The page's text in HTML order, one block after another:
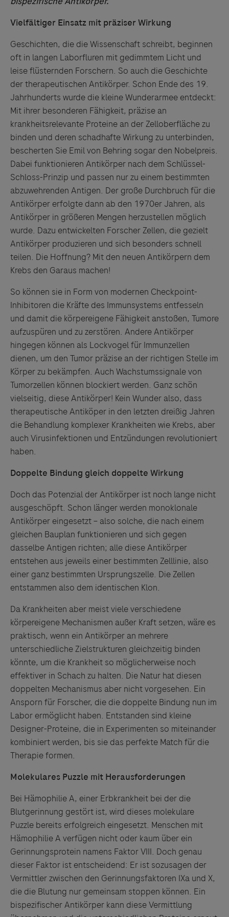
Vielfältiger Einsatz mit präziser Wirkung
Geschichten, die die Wissenschaft schreibt, beginnen
oft in langen Laborfluren mit gedimmtem Licht und
leise flüsternden Forschern. So auch die Geschichte
der therapeutischen Antikörper. Schon Ende des 19.
Jahrhunderts wurde die kleine Wunderarmee entdeckt:
Mit ihrer besonderen Fähigkeit, präzise an
krankheitsrelevante Proteine an der Zelloberfläche zu
binden und deren schadhafte Wirkung zu unterbinden,
bescherten Sie Emil von Behring sogar den Nobelpreis.
Dabei funktionieren Antikörper nach dem Schlüssel-
Schloss-Prinzip und passen nur zu einem bestimmten
abzuwehrenden Antigen. Der große Durchbruch für die
Antikörper erfolgte dann ab den 1970er Jahren, als
Antikörper in größeren Mengen herzustellen möglich
wurde. Dazu entwickelten Forscher Zellen, die gezielt
Antikörper produzieren und sich besonders schnell
teilen. Die Hoffnung? Mit den neuen Antikörpern dem
Krebs den Garaus machen!
So können sie in Form von modernen Checkpoint-
Inhibitoren die Kräfte des Immunsystems entfesseln
und damit die körpereigene Fähigkeit anstoßen, Tumore
aufzuspüren und zu zerstören. Andere Antikörper
hingegen können als Lockvogel für Immunzellen
dienen, um den Tumor präzise an der richtigen Stelle im
Körper zu bekämpfen. Auch Wachstumssignale von
Tumorzellen können blockiert werden. Ganz schön
vielseitig, diese Antikörper! Kein Wunder also, dass
therapeutische Antiköper in den letzten dreißig Jahren
die Behandlung komplexer Krankheiten wie Krebs, aber
auch Virusinfektionen und Entzündungen revolutioniert
haben.
Doppelte Bindung gleich doppelte Wirkung
Doch das Potenzial der Antikörper ist noch lange nicht
ausgeschöpft. Schon länger werden monoklonale
Antikörper eingesetzt – also solche, die nach einem
gleichen Bauplan funktionieren und sich gegen
dasselbe Antigen richten; alle diese Antikörper
entstehen aus jeweils einer bestimmten Zelllinie, also
einer ganz bestimmten Ursprungszelle. Die Zellen
entstammen also dem identischen Klon.
Da Krankheiten aber meist viele verschiedene
körpereigene Mechanismen außer Kraft setzen, wäre es
praktisch, wenn ein Antikörper an mehrere
unterschiedliche Zielstrukturen gleichzeitig binden
könnte, um die Krankheit so möglicherweise noch
effektiver in Schach zu halten. Die Natur hat diesen
doppelten Mechanismus aber nicht vorgesehen. Ein
Ansporn für Forscher, die die doppelte Bindung nun im
Labor ermöglicht haben. Entstanden sind kleine
Designer-Proteine, die in Experimenten so miteinander
kombiniert werden, bis sie das perfekte Match für die
Therapie formen.
Molekulares Puzzle mit Herausforderungen
Bei Hämophilie A, einer Erbkrankheit bei der die
Blutgerinnung gestört ist, wird dieses molekulare
Puzzle bereits erfolgreich eingesetzt. Menschen mit
Hämophilie A verfügen nicht oder kaum über ein
Gerinnungsprotein namens Faktor VIII. Doch genau
dieser Faktor ist entscheidend: Er ist sozusagen der
Vermittler zwischen den Gerinnungsfaktoren IXa und X,
die die Blutung nur gemeinsam stoppen können. Ein
bispezifischer Antikörper kann diese Vermittlung